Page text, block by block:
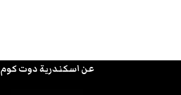
عن اسكندرية دوت كوم